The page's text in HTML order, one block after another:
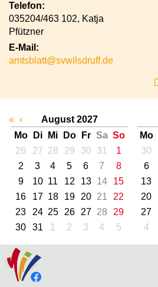
Telefon:
035204/463 102, Katja
Pfützner
E-Mail:
amtsblatt@svwilsdruff.de
« ‹
August 2027
Mo
Di Mi Do Fr Sa So
26
27 28 29 30 31
1
2
3 4 5 6 7
8
9
10 11 12 13 14
15
16
17 18 19 20 21
22
23
24 25 26 27 28
29
30
31 1 2 3 4 5
Mo
30
6
13
20
27
4